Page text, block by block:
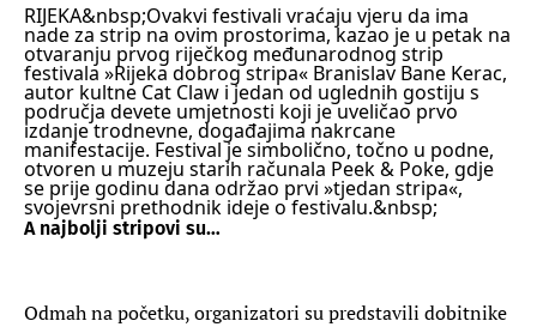
RIJEKA&nbsp;Ovakvi festivali vraćaju vjeru da ima
nade za strip na ovim prostorima, kazao je u petak na
otvaranju prvog riječkog međunarodnog strip
festivala »Rijeka dobrog stripa« Branislav Bane Kerac,
autor kultne Cat Claw i jedan od uglednih gostiju s
područja devete umjetnosti koji je uveličao prvo
izdanje trodnevne, događajima nakrcane
manifestacije. Festival je simbolično, točno u podne,
otvoren u muzeju starih računala Peek & Poke, gdje
se prije godinu dana održao prvi »tjedan stripa«,
svojevrsni prethodnik ideje o festivalu.&nbsp;
A najbolji stripovi su…
Odmah na početku, organizatori su predstavili dobitnike